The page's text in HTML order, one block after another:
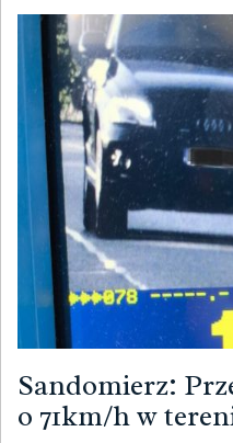
Sandomierz:
o 71km/h w